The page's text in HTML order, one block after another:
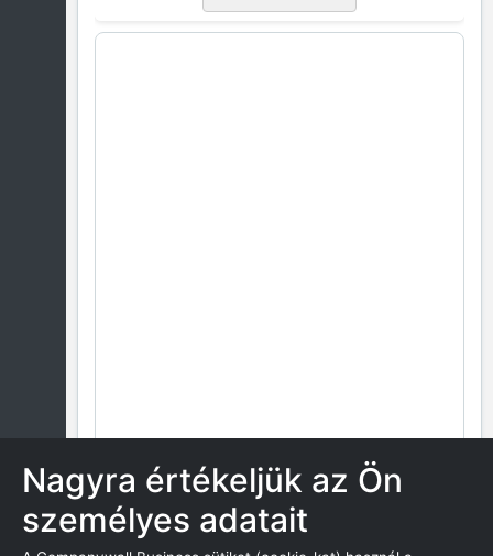
Nagyra értékeljük az Ön
személyes adatait